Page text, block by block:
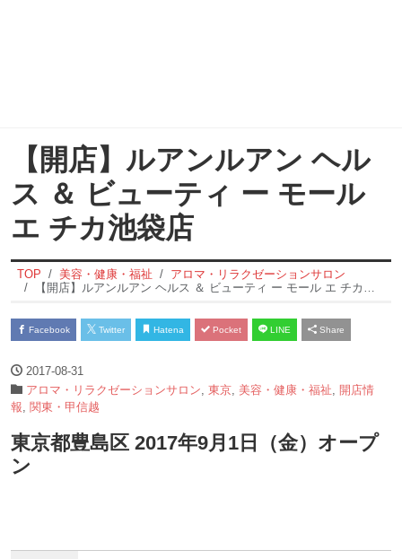
【開店】ルアンルアン ヘル
ス ＆ ビューティ ー モール
エ チカ池袋店
TOP 美容・健康・福祉
アロマ・リラクゼーションサロン
【開店】ルアンルアン ヘルス ＆ ビューティ ー モール エ チカ池袋店
Facebook Twitter Hatena Pocket LINE Share
2017-08-31
アロマ・リラクゼーションサロン 東京 美容・健康・福祉 開店情
報 関東・甲信越
東京都豊島区 2017年9月1日（金）オープ
ン